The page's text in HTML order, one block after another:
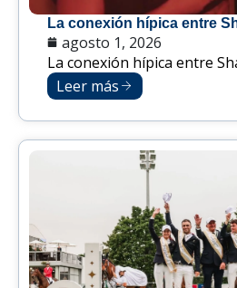
La conexión hípica entre
agosto 1, 2026
La conexión hípica entre
Leer más